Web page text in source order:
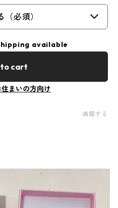
（必須）
available
cart
まいの方向け
通報する